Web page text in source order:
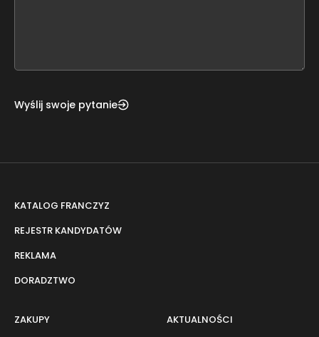
Wyślij swoje pytanie
KATALOG FRANCZYZ
REJESTR KANDYDATÓW
REKLAMA
DORADZTWO
ZAKUPY AKTUALNOŚCI